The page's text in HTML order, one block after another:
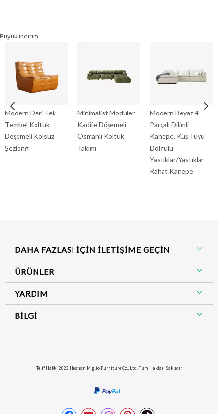
Büyük indirim
Modern Deri Tek
Tembel Koltuk
Döşemeli Kolsuz
Şezlong
Minimalist Modüler
Kadife Döşemeli
Osmanlı Koltuk
Takımı
Modern Beyaz 4
Parçalı Dilimli
Kanepe, Kuş Tüyü
Dolgulu
Yastıklar/Yastıklar
Rahat Kanepe
DAHA FAZLASI İÇİN İLETİŞİME GEÇİN
ÜRÜNLER
YARDIM
BİLGİ
​Telif Hakkı 2023 Heshan Miglio Furniture Co., Ltd. Tüm Hakları Saklıdır